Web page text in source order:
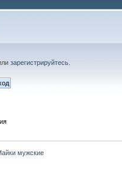
зарегистрируйтесь
мужские